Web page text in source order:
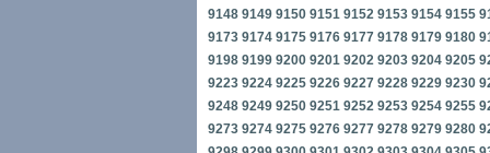
9148 9149 9150 9151 9152 9153 9154 9155
9173 9174 9175 9176 9177 9178 9179 9180
9198 9199 9200 9201 9202 9203 9204 9205
9223 9224 9225 9226 9227 9228 9229 9230
9248 9249 9250 9251 9252 9253 9254 9255
9273 9274 9275 9276 9277 9278 9279 9280